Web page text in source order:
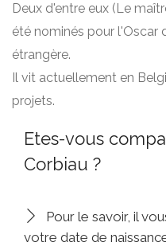
Deux d'entre eux (Le
été nominés pour l'Oscar
étrangère.
Il vit actuellement en
projets.
Etes-vous
Corbiau ?
Pour le savoir, il
votre date de